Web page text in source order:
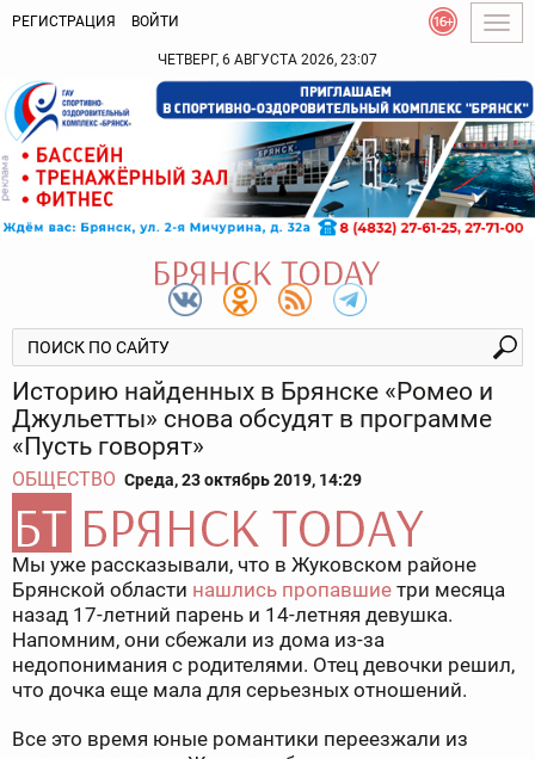
РЕГИСТРАЦИЯ ВОЙТИ
ЧЕТВЕРГ, 6 АВГУСТА 2026, 23:07
Историю найденных в Брянске «Ромео и
Джульетты» снова обсудят в программе
«Пусть говорят»
ОБЩЕСТВО Среда, 23 октябрь 2019, 14:29
Мы уже рассказывали, что в Жуковском районе
Брянской области нашлись пропавшие три месяца
назад 17-летний парень и 14-летняя девушка.
Напомним, они сбежали из дома из-за
недопонимания с родителями. Отец девочки решил,
что дочка еще мала для серьезных отношений.
Все это время юные романтики переезжали из